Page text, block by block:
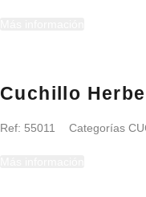
Cuchillo
Ref: 55011 Categorías